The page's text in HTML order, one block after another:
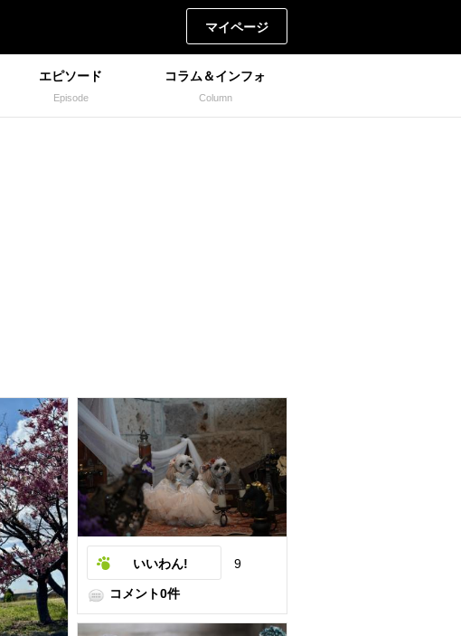
マイページ
エピソード
Episode
コラム＆インフォ
Column
いいわん! 9
コメント0件